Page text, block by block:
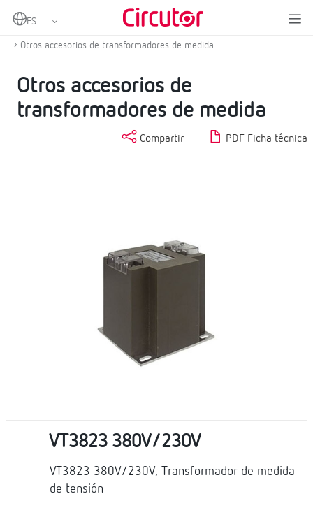
Home
Medida y control
Otros accesorios de transformadores de medida
Otros accesorios de
transformadores de medida
Compartir PDF Ficha técnica
VT3823 380V/230V
VT3823 380V/230V, Transformador de medida
de tensión